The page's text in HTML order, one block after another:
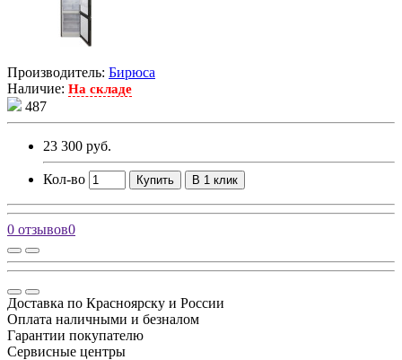
Производитель: Бирюса
Наличие: На складе
487
23 300 руб.
Кол-во Купить В 1 клик
0 отзывов0
Доставка по Красноярску и России
Оплата наличными и безналом
Гарантии покупателю
Сервисные центры